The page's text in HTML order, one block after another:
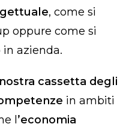
, come si
oppure come si
azienda.
cassetta degli
in ambiti
l’economia